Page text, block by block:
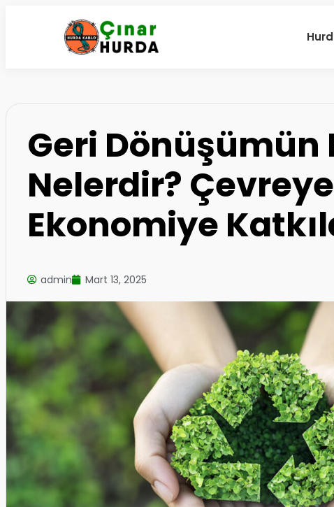
Geri Dönüşümün
Nelerdir?
Ekonomiye
admin Mart 13, 2025